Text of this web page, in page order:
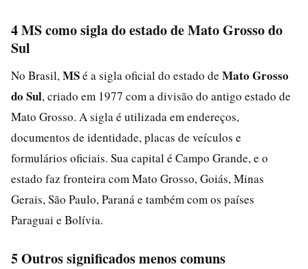
4 MS como sigla do estado de Mato Grosso do
Sul
No Brasil, MSé a sigla oficial do estado de Mato Grosso
do Sul, criado em 1977 com a divisão do antigo estado de
Mato Grosso. A sigla é utilizada em endereços,
documentos de identidade, placas de veículos e
formulários oficiais. Sua capital é Campo Grande, e o
estado faz fronteira com Mato Grosso, Goiás, Minas
Gerais, São Paulo, Paraná e também com os países
Paraguai e Bolívia.
5 Outros significados menos comuns